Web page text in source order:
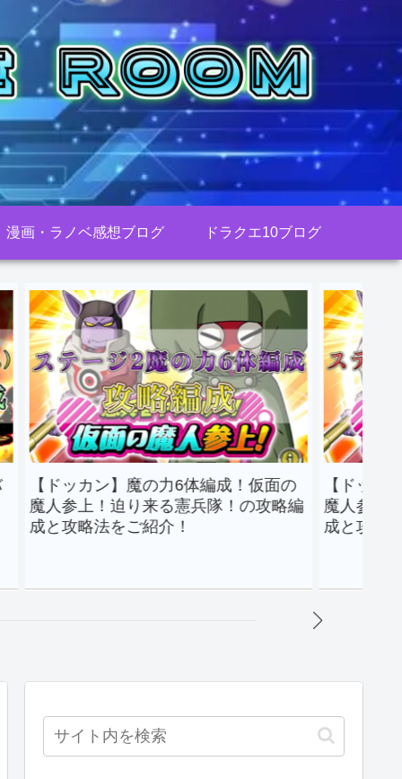
漫画・ラノベ感想ブログ ドラクエ10ブログ
ン】魔の力6体編成！仮面の
！迫り来る憲兵隊！の攻略編
法をご紹介！
【ドッカン】
魔人参上！迫り来る
成と攻略法をご紹介